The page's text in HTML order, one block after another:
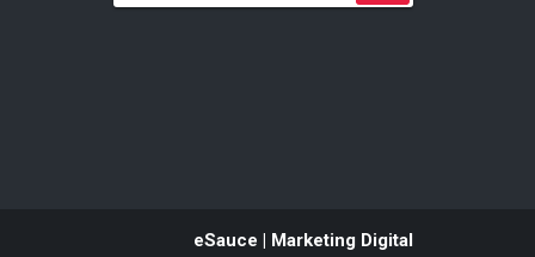
eSauce | Marketing Digital